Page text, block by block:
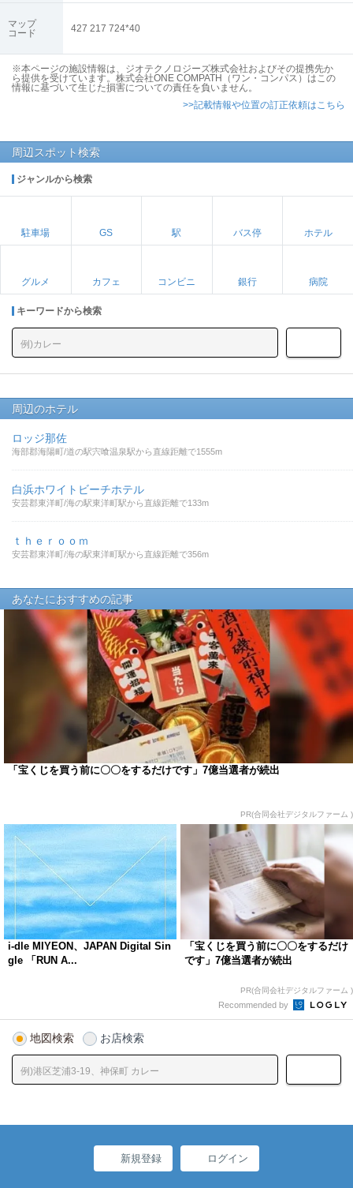
マップ
コード
427 217 724*40
※本ページの施設情報は、ジオテクノロジーズ株式会社およびその提携先か
ら提供を受けています。株式会社ONE COMPATH（ワン・コンパス）はこの
情報に基づいて生じた損害についての責任を負いません。
>>記載情報や位置の訂正依頼はこちら
周辺スポット検索
ジャンルから検索
駐車場 GS 駅 バス停 ホテル
グルメ カフェ コンビニ 銀行 病院
キーワードから検索
周辺のホテル
ロッジ那佐
海部郡海陽町/道の駅宍喰温泉駅から直線距離で1555m
白浜ホワイトビーチホテル
安芸郡東洋町/海の駅東洋町駅から直線距離で133m
ｔｈｅｒｏｏｍ
安芸郡東洋町/海の駅東洋町駅から直線距離で356m
あなたにおすすめの記事
「宝くじを買う前に〇〇をするだけです」7億当選者が続出
PR(合同会社デジタルファーム )
i-dle MIYEON、JAPAN Digital Sin
gle 「RUN A...
「宝くじを買う前に〇〇をするだけ
です」7億当選者が続出
PR(合同会社デジタルファーム )
Recommended by
地図検索 お店検索
新規登録 ログイン